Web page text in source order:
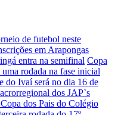
de futebol neste
em Arapongas
entra na semifinal Copa
rodada na fase inicial
do Ivaí será no dia 16 de
dos JAP`s
dos Pais do Colégio